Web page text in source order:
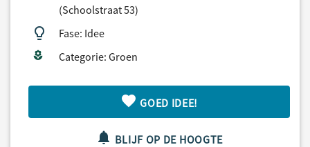
(Schoolstraat 53)
Fase: Idee
Categorie: Groen
GOED IDEE!
BLIJF OP DE HOOGTE